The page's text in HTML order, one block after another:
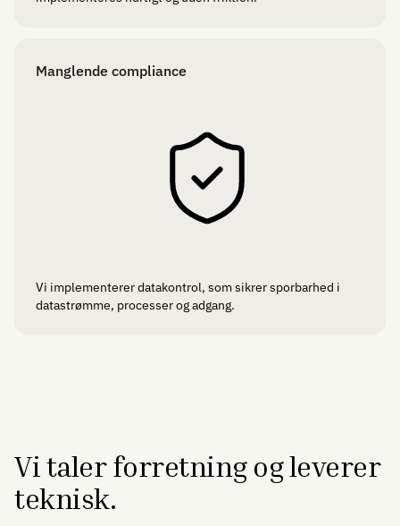
Manglende compliance
Vi implementerer datakontrol, som sikrer sporbarhed i
datastrømme, processer og adgang.
Vi taler forretning og leverer
teknisk.